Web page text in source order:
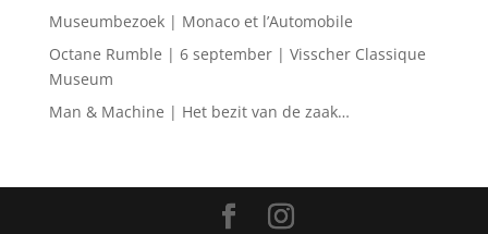
Museumbezoek | Monaco et l’Automobile
Octane Rumble | 6 september | Visscher Classique
Museum
Man & Machine | Het bezit van de zaak…